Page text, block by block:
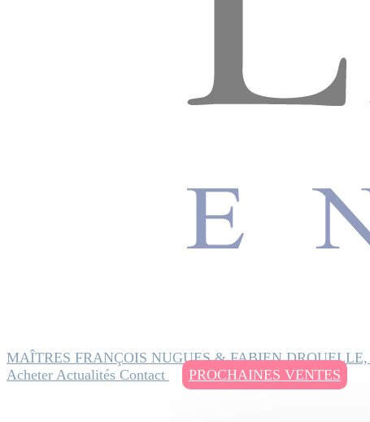
MAÎTRES FRANÇOIS NUGUES & FABIEN
Acheter Actualités Contact PROCHAINES VENTES